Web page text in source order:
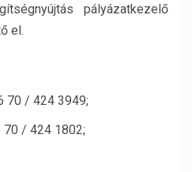
pályázatkezelő
el.
70 / 424 3949;
70 / 424 1802;